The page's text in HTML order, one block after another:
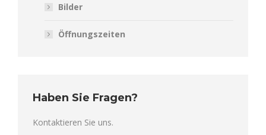
Bilder
Öffnungszeiten
Haben Sie Fragen?
Kontaktieren Sie uns.